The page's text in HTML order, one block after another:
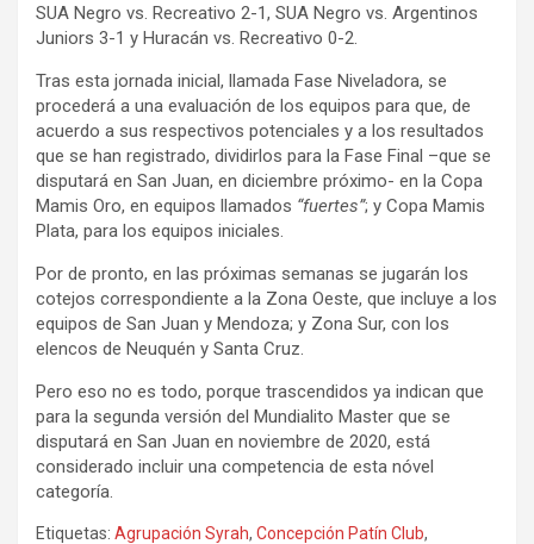
SUA Negro vs. Recreativo 2-1, SUA Negro vs. Argentinos
Juniors 3-1 y Huracán vs. Recreativo 0-2.
Tras esta jornada inicial, llamada Fase Niveladora, se
procederá a una evaluación de los equipos para que, de
acuerdo a sus respectivos potenciales y a los resultados
que se han registrado, dividirlos para la Fase Final –que se
disputará en San Juan, en diciembre próximo- en la Copa
Mamis Oro, en equipos llamados “fuertes”; y Copa Mamis
Plata, para los equipos iniciales.
Por de pronto, en las próximas semanas se jugarán los
cotejos correspondiente a la Zona Oeste, que incluye a los
equipos de San Juan y Mendoza; y Zona Sur, con los
elencos de Neuquén y Santa Cruz.
Pero eso no es todo, porque trascendidos ya indican que
para la segunda versión del Mundialito Master que se
disputará en San Juan en noviembre de 2020, está
considerado incluir una competencia de esta nóvel
categoría.
Etiquetas: Agrupación Syrah, Concepción Patín Club,